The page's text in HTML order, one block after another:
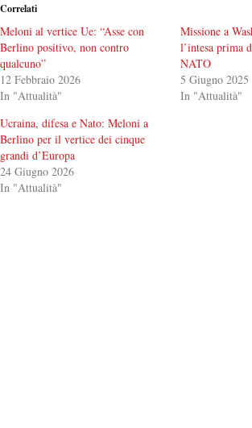
Correlati
Meloni al vertice Ue: “Asse con
Berlino positivo, non contro
qualcuno”
12 Febbraio 2026
In "Attualità"
Missione a
l’intesa prima
NATO
5 Giugno 2025
In "Attualità"
Ucraina, difesa e Nato: Meloni a
Berlino per il vertice dei cinque
grandi d’Europa
24 Giugno 2026
In "Attualità"